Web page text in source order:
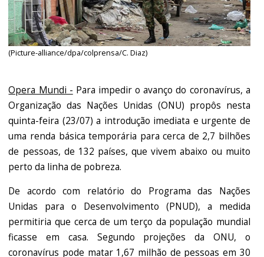
(Picture-alliance/dpa/colprensa/C. Diaz)
Opera Mundi - Para impedir o avanço do coronavírus, a
Organização das Nações Unidas (ONU) propôs nesta
quinta-feira (23/07) a introdução imediata e urgente de
uma renda básica temporária para cerca de 2,7 bilhões
de pessoas, de 132 países, que vivem abaixo ou muito
perto da linha de pobreza.
De acordo com relatório do Programa das Nações
Unidas para o Desenvolvimento (PNUD), a medida
permitiria que cerca de um terço da população mundial
ficasse em casa. Segundo projeções da ONU, o
coronavírus pode matar 1,67 milhão de pessoas em 30